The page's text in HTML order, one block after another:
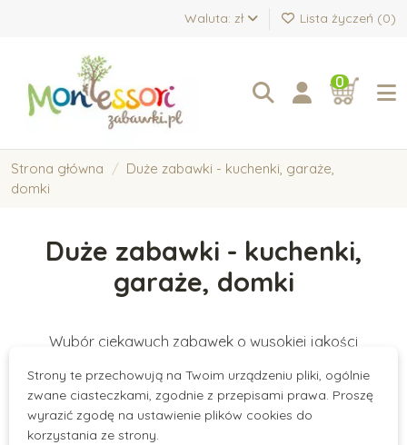
Waluta: zł Lista życzeń (0)
0
Strona główna
Duże zabawki - kuchenki, garaże,
domki
Duże zabawki - kuchenki,
garaże, domki
Wybór ciekawych zabawek o wysokiej jakości
garaże, kuchenki, domki dla lalek i inne.
There are no products.
Strony te przechowują na Twoim urządzeniu pliki, ogólnie
zwane ciasteczkami, zgodnie z przepisami prawa. Proszę
wyrazić zgodę na ustawienie plików cookies do
korzystania ze strony.